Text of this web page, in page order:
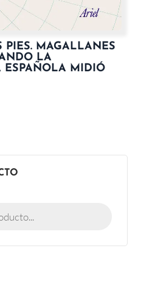
PIES. MAGALLANES
LA
ESPAÑOLA MIDIÓ